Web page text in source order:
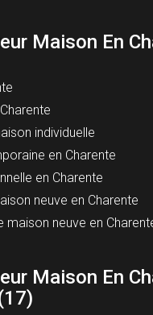
Maison En
individuelle
en Charente
en Charente
neuve en Charente
maison neuve en
Maison En